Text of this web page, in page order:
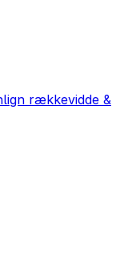
rækkevidde &